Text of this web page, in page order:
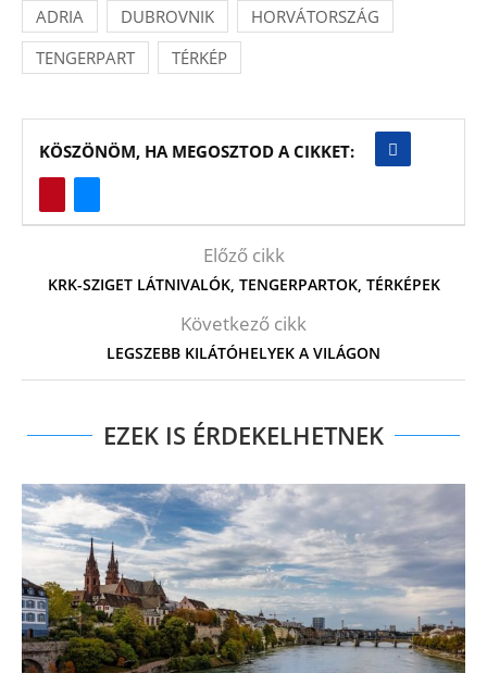
ADRIA DUBROVNIK
HORVÁTORSZÁG
TENGERPART
TÉRKÉP
KÖSZÖNÖM, HA MEGOSZTOD A CIKKET:
Előző cikk
KRK-SZIGET LÁTNIVALÓK, TENGERPARTOK, TÉRKÉPEK
Következő cikk
LEGSZEBB KILÁTÓHELYEK A VILÁGON
EZEK IS ÉRDEKELHETNEK